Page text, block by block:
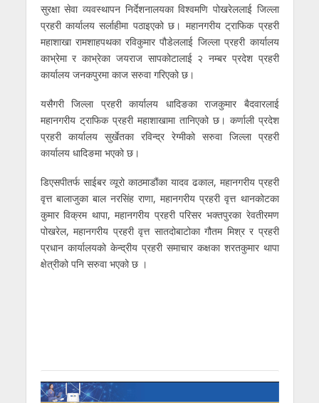
सुरक्षा सेवा व्यवस्थापन निर्देशनालयका विश्वमणि पोखरेललाई जिल्ला
प्रहरी कार्यालय सर्लाहीमा पठाइएको छ। महानगरीय ट्राफिक प्रहरी
महाशाखा रामशाहपथका रविकुमार पौडेललाई जिल्ला प्रहरी कार्यालय
काभ्रेमा र काभ्रेका जयराज सापकोटालाई २ नम्बर प्रदेश प्रहरी
कार्यालय जनकपुरमा काज सरुवा गरिएको छ।
यसैगरी जिल्ला प्रहरी कार्यालय धादिङका राजकुमार बैदवारलाई
महानगरीय ट्राफिक प्रहरी महाशाखामा तानिएको छ। कर्णाली प्रदेश
प्रहरी कार्यालय सुर्खेतका रविन्द्र रेग्मीको सरुवा जिल्ला प्रहरी
कार्यालय धादिङमा भएको छ।
डिएसपीतर्फ साईबर व्यूरो काठमाडौंका यादव ढकाल, महानगरीय प्रहरी
वृत्त बालाजुका बाल नरसिंह राणा, महानगरीय प्रहरी वृत्त थानकोटका
कुमार विक्रम थापा, महानगरीय प्रहरी परिसर भक्तपुरका रेवतीरमण
पोखरेल, महानगरीय प्रहरी वृत्त सातदोबाटोका गौतम मिश्र र प्रहरी
प्रधान कार्यालयको केन्द्रीय प्रहरी समाचार कक्षका शरतकुमार थापा
क्षेत्रीको पनि सरुवा भएको छ ।